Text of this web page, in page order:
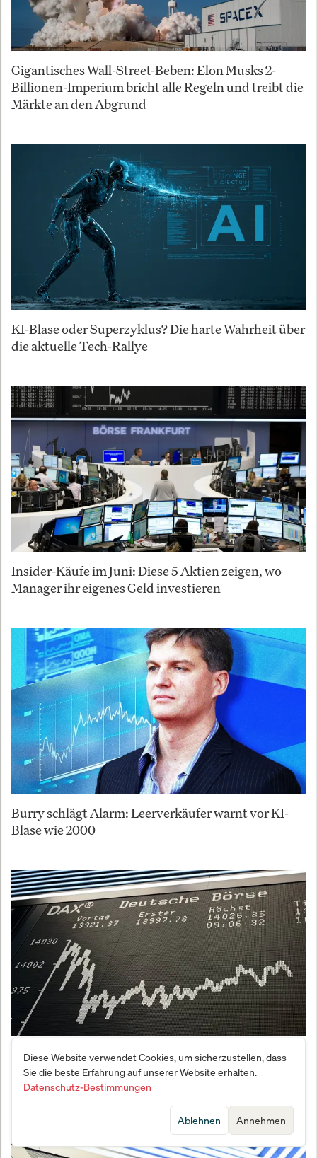
Gigantisches Wall-Street-Beben: Elon Musks 2-
Billionen-Imperium bricht alle Regeln und treibt die
Märkte an den Abgrund
KI-Blase oder Superzyklus? Die harte Wahrheit über
die aktuelle Tech-Rallye
Insider-Käufe im Juni: Diese 5 Aktien zeigen, wo
Manager ihr eigenes Geld investieren
Burry schlägt Alarm: Leerverkäufer warnt vor KI-
Blase wie 2000
Börsen tanzen auf dem Vulkan – Sommerrally trotz
Angst könnte zum Verhängnis werden
Diese Website verwendet Cookies, um sicherzustellen, dass
Sie die beste Erfahrung auf unserer Website erhalten.
Datenschutz-Bestimmungen
Annehmen
Ablehnen